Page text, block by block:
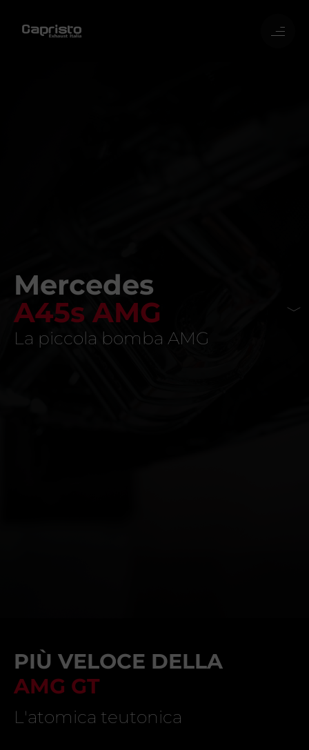
Mercedes
A45s AMG
La piccola bomba AMG
PIÙ VELOCE DELLA
AMG GT
L'atomica teutonica